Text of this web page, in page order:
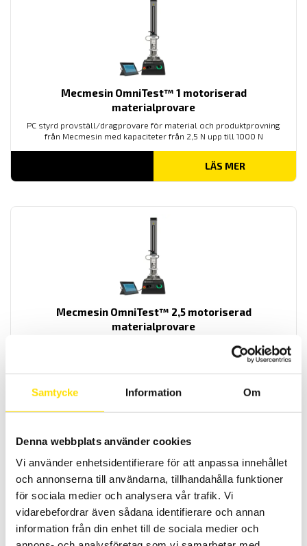
Samtycke Information Om
Denna webbplats använder cookies
Vi använder enhetsidentifierare för att anpassa innehållet
och annonserna till användarna, tillhandahålla funktioner
för sociala medier och analysera vår trafik. Vi
vidarebefordrar även sådana identifierare och annan
information från din enhet till de sociala medier och
Mecmesin OmniTest™ 1 motoriserad
materialprovare
PC styrd provställ/dragprovare för material och produktprovning
från Mecmesin med kapaciteter från 2,5 N upp till 1000 N
LÄS MER
Mecmesin OmniTest™ 2,5 motoriserad
materialprovare
PC styrd provställ/dragprovare för material och produktprovning
från Mecmesin med kapaciteter från 2,5 N upp till 2500 N
Mecmesin OmniTest™ 5,0 motoriserad